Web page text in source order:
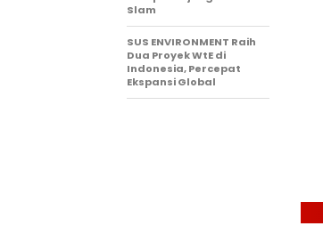
Slam
SUS ENVIRONMENT Raih
Dua Proyek WtE di
Indonesia, Percepat
Ekspansi Global